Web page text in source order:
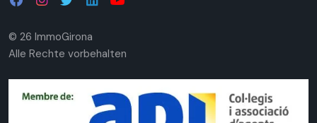
© 26 ImmoGirona
Alle Rechte vorbehalten